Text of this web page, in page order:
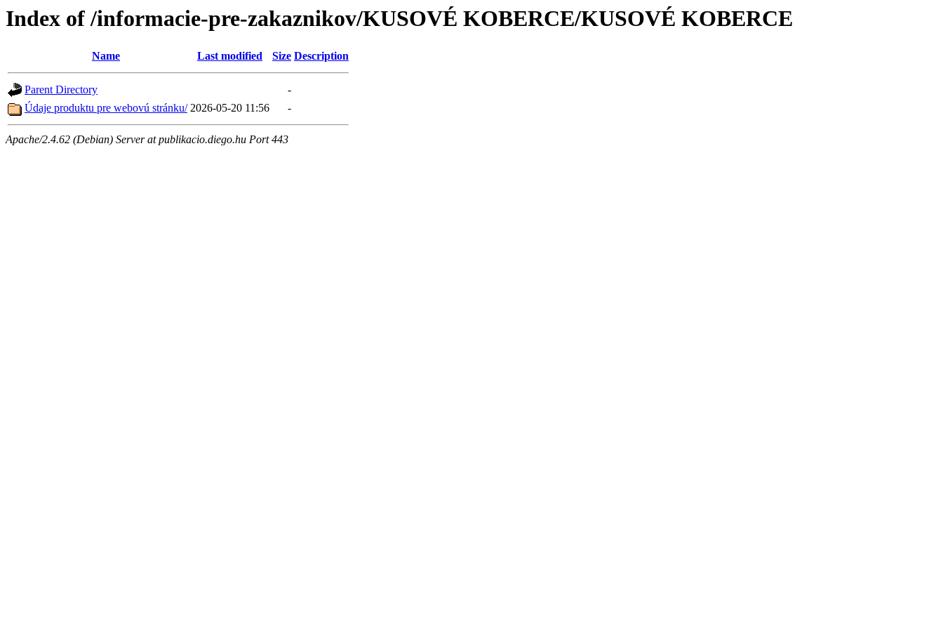
Index of /informacie-pre-zakaznikov/KUSOVÉ KOBERCE/KUSOVÉ KOBERCE
Name Last modified Size Description
Parent Directory
-
Údaje produktu pre webovú stránku/ 2026-05-20 11:56 -
Apache/2.4.62 (Debian) Server at publikacio.diego.hu Port 443